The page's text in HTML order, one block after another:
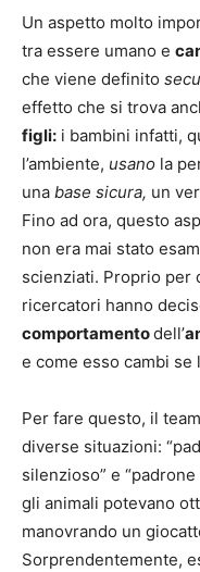
Un aspetto molto
tra essere umano e
che viene definito
effetto che si trova
figli: i bambini infatti,
l’ambiente, usano la
una base sicura, un
Fino ad ora, questo
non era mai stato
scienziati. Proprio per
ricercatori hanno
comportamentodell’
e come esso cambi
Per fare questo, il
diverse situazioni:
silenzioso” e
gli animali potevano
manovrando un
Sorprendentemente,